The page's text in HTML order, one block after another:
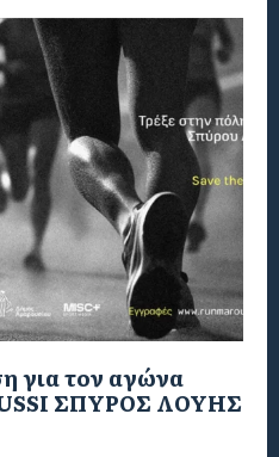
για τον αγώνα
ΣΠΥΡΟΣ ΛΟΥΗΣ